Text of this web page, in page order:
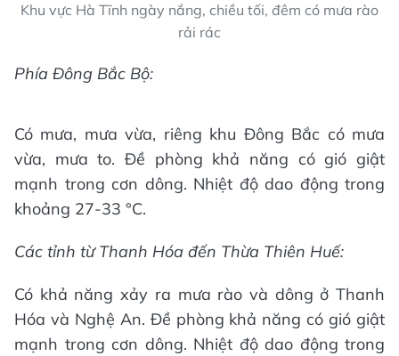
Khu vực Hà Tĩnh ngày nắng, chiều tối, đêm có mưa rào
rải rác
Phía Đông Bắc Bộ:
Có mưa, mưa vừa, riêng khu Đông Bắc có mưa
vừa, mưa to. Đề phòng khả năng có gió giật
mạnh trong cơn dông. Nhiệt độ dao động trong
khoảng 27-33 °C.
Các tỉnh từ Thanh Hóa đến Thừa Thiên Huế:
Có khả năng xảy ra mưa rào và dông ở Thanh
Hóa và Nghệ An. Đề phòng khả năng có gió giật
mạnh trong cơn dông. Nhiệt độ dao động trong